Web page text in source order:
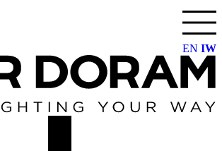
דלג
לתוכן
EN IW